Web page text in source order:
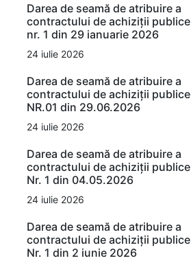
Darea de seamă de atribuire a
contractului de achiziții publice
nr. 1 din 29 ianuarie 2026
24 iulie 2026
Darea de seamă de atribuire a
contractului de achiziții publice
NR.01 din 29.06.2026
24 iulie 2026
Darea de seamă de atribuire a
contractului de achiziții publice
Nr. 1 din 04.05.2026
24 iulie 2026
Darea de seamă de atribuire a
contractului de achiziții publice
Nr. 1 din 2 iunie 2026